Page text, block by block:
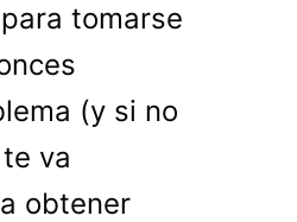
tomarse
(y si no
va
obtener